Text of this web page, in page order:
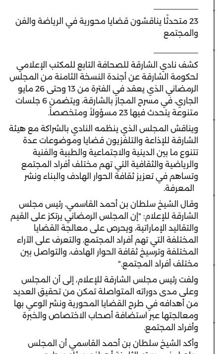
23 متحدثًا يناقشون قضايا محورية في الرياضة والفن
والمجتمع
كشف نادي الشارقة للصحافة التابع للمكتب الإعلامي
لحكومة الشارقة عن أجندة النسخة الثامنة من المجلس
الرمضاني الذي يعقد في الفترة من 13 وحتى 26 مايو
الجاري، في مسرح المجاز بالشارقة، ويتضمن 6 جلسات
متنوعة يتحدث فيها 23 مسؤولاً ومتخصصاً.
ويناقش المجلس الذي ينظمه النادي بالشراكة مع هيئة
الشارقة للإذاعة والتلفزيون قضايا وموضوعات عدة
تتنوع ما بين الدينية والاجتماعية والطبية والفنية
والرياضية والثقافية التي تهم مختلف أفراد المجتمع
وتساهم في تعزيز ثقافة الحوار الهادف والبناء ونشر
المعرفة.
وقال الشيخ سلطان بن أحمد القاسمي، رئيس مجلس
الشارقة للإعلام: "إن المجلس الرمضاني يرتكز على القيم
والتقاليد الإماراتية، ويحرص على معالجة القضايا
المختلفة التي تهم أفراد المجتمع، والتعرف على الآراء
المختلفة وترسيخ ثقافة الحوار الهادف، والتواصل بين
مختلف أفراد المجتمع."
ولفت رئيس مجلس الشارقة للإعلام، إلى أن المجلس
وعلى مدى دوراته المتواصلة تمكن من تحقيق العديد
من أهدافه في طرح القضايا المحورية ونشر الوعي بها
ومعالجتها عبر استضافة أصحاب الاختصاص والخبرة
وأفراد المجتمع.
وأكد الشيخ سلطان بن أحمد القاسمي أن المجلس